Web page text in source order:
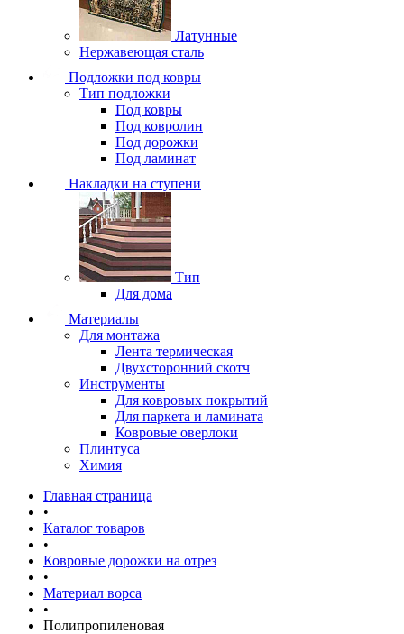
Латунные
Нержавеющая сталь
Подложки под ковры
Тип подложки
Под ковры
Под ковролин
Под дорожки
Под ламинат
Накладки на ступени
Тип
Для дома
Материалы
Для монтажа
Лента термическая
Двухсторонний скотч
Инструменты
Для ковровых покрытий
Для паркета и ламината
Ковровые оверлоки
Плинтуса
Химия
Главная страница
•
Каталог товаров
•
Ковровые дорожки на отрез
•
Материал ворса
•
Полипропиленовая